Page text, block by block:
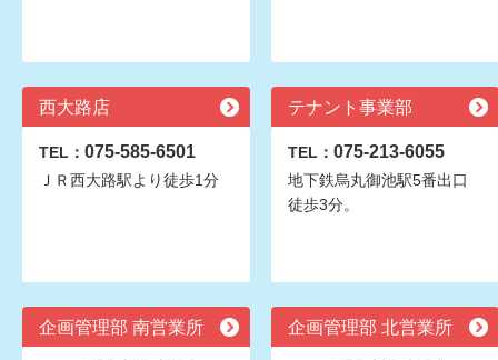
西大路店
TEL： 075-585-6501
ＪＲ西大路駅より徒歩1分
テナント事業部
TEL： 075-213-6055
地下鉄烏丸御池駅5番出口
徒歩3分。
企画管理部 南営業所 企画管理部 北営業所